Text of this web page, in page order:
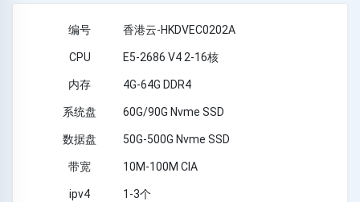
香港云-HKDVEC0202A
E5-2686 V4 2-16核
4G-64G DDR4
60G/90G Nvme SSD
50G-500G Nvme SSD
10M-100M CIA
1-3个